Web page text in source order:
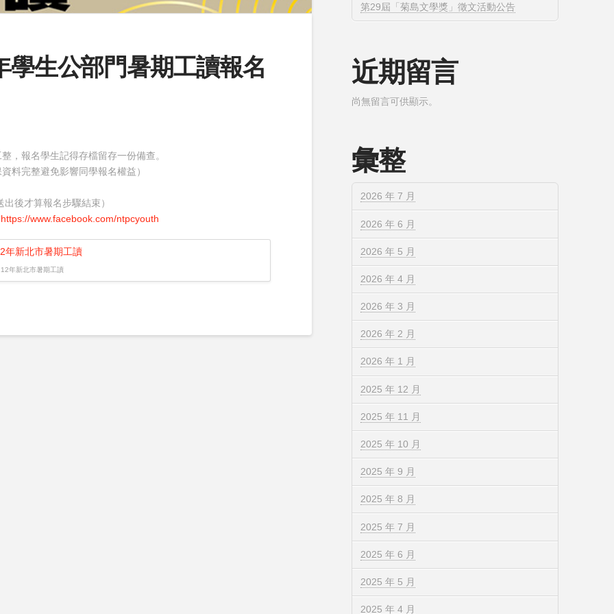
學生公部門暑期工讀報名
，報名學生記得存檔留存一份備查。
料完整避免影響同學報名權益）
後才算報名步驟結束）
https://www.facebook.com/ntpcyouth
年新北市暑期工讀
第29屆「菊島文學獎」徵文活動公告
近期留言
尚無留言可供顯示。
彙整
2026 年 7 月
2026 年 6 月
2026 年 5 月
2026 年 4 月
2026 年 3 月
2026 年 2 月
2026 年 1 月
2025 年 12 月
2025 年 11 月
2025 年 10 月
2025 年 9 月
2025 年 8 月
2025 年 7 月
2025 年 6 月
2025 年 5 月
2025 年 4 月